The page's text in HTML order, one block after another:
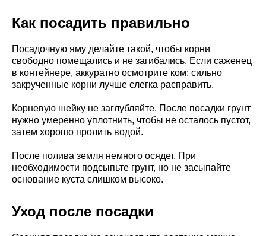
Как посадить правильно
Посадочную яму делайте такой, чтобы корни
свободно помещались и не загибались. Если саженец
в контейнере, аккуратно осмотрите ком: сильно
закрученные корни лучше слегка расправить.
Корневую шейку не заглубляйте. После посадки грунт
нужно умеренно уплотнить, чтобы не осталось пустот,
затем хорошо пролить водой.
После полива земля немного осядет. При
необходимости подсыпьте грунт, но не засыпайте
основание куста слишком высоко.
Уход после посадки